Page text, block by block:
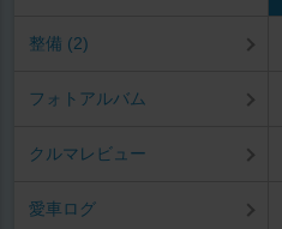
整備 (2)
フォトアルバム
クルマレビュー
愛車ログ